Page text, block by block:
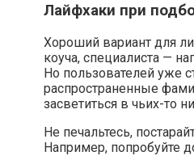
Лайфхаки при
Хороший вариант для
коуча, специалиста —
Но пользователей уже
распространенные
засветиться в чьих-то
Не печальтесь,
Например, попробуйте